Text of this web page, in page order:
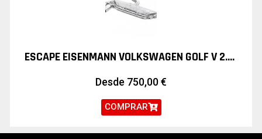
ESCAPE EISENMANN VOLKSWAGEN GOLF V 2.0 GTI
Desde 750,00€
COMPRAR